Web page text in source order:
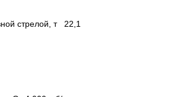
стрелой, т 22,1